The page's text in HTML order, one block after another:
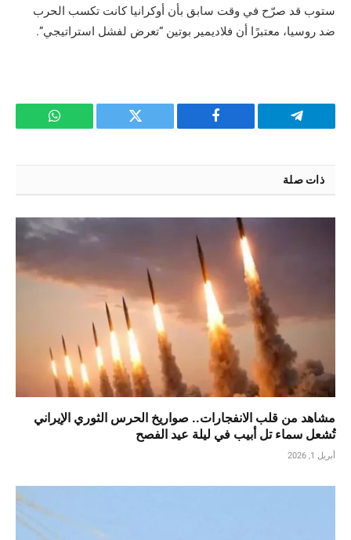
ستوب قد صرّح في وقت سابق بأن أوكرانيا كانت تكسب الحرب
ضد روسيا، معتبرًا أن فلاديمير بوتين “تعرض لفشل استراتيجي”.
تيلقرام فيسبوك تويتر واتساب
ذات صلة
مشاهد من قلب الانفجارات.. صواريخ الحرس الثوري الإيراني
تُشعل سماء تل أبيب في ليلة عيد الفصح
أبريل 1, 2026